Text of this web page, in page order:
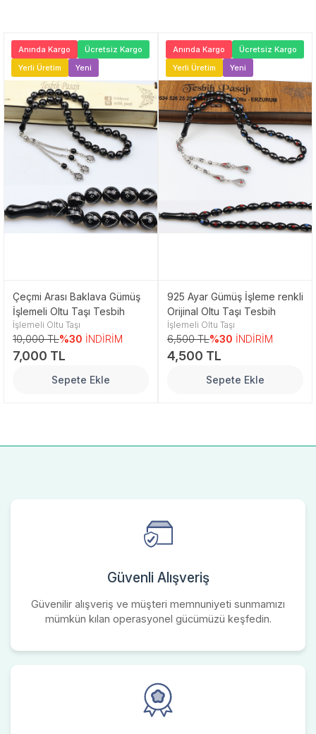
Anında Kargo
Ücretsiz Kargo
Yerli Üretim
Yeni
Çeçmi Arası Baklava Gümüş
İşlemeli Oltu Taşı Tesbih
İşlemeli Oltu Taşı
10,000 TL%30 İNDİRİM
7,000 TL
Sepete Ekle
Anında Kargo
Ücretsiz Kargo
Yerli Üretim
Yeni
925 Ayar Gümüş İşleme renkli
Orijinal Oltu Taşı Tesbih
İşlemeli Oltu Taşı
6,500 TL%30 İNDİRİM
4,500 TL
Sepete Ekle
Güvenli Alışveriş
Güvenilir alışveriş ve müşteri memnuniyeti sunmamızı
mümkün kılan operasyonel gücümüzü keşfedin.